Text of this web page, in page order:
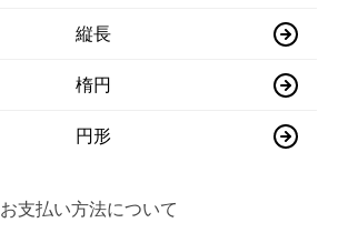
縦長
楕円
円形
お支払い方法について